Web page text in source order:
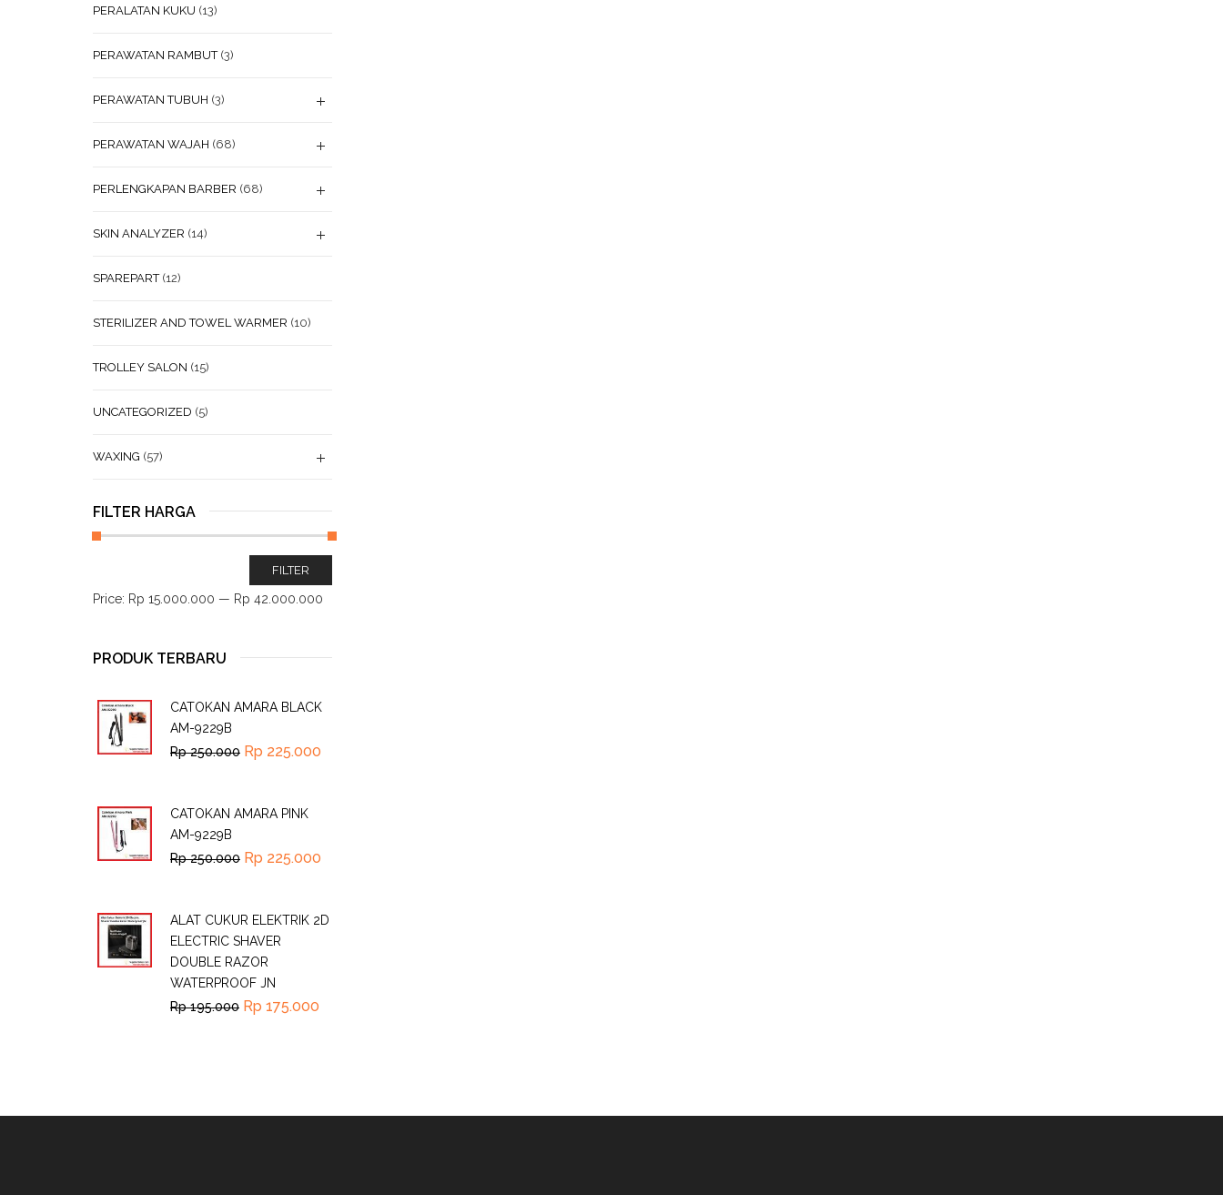
PERALATAN KUKU (13)
PERAWATAN RAMBUT (3)
PERAWATAN TUBUH (3)
PERAWATAN WAJAH (68)
PERLENGKAPAN BARBER (68)
SKIN ANALYZER (14)
SPAREPART (12)
STERILIZER AND TOWEL WARMER (10)
TROLLEY SALON (15)
UNCATEGORIZED (5)
WAXING (57)
FILTER HARGA
FILTER
Price: Rp 15.000.000 — Rp 42.000.000
PRODUK TERBARU
CATOKAN AMARA BLACK
AM-9229B
Rp250.000 Rp 225.000
CATOKAN AMARA PINK
AM-9229B
Rp250.000 Rp 225.000
ALAT CUKUR ELEKTRIK 2D
ELECTRIC SHAVER
DOUBLE RAZOR
WATERPROOF JN
Rp195.000 Rp 175.000